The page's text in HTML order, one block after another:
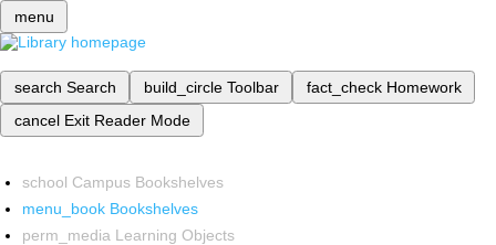
menu
search Search build_circle Toolbar fact_check Homework
cancel Exit Reader Mode
school Campus Bookshelves
menu_book Bookshelves
perm_media Learning Objects